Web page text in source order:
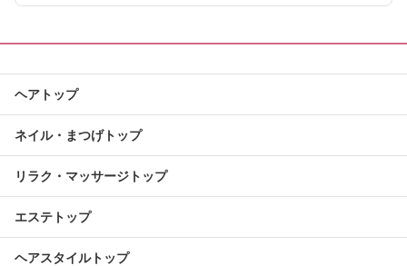
ヘアトップ
ネイル・まつげトップ
リラク・マッサージトップ
エステトップ
ヘアスタイルトップ